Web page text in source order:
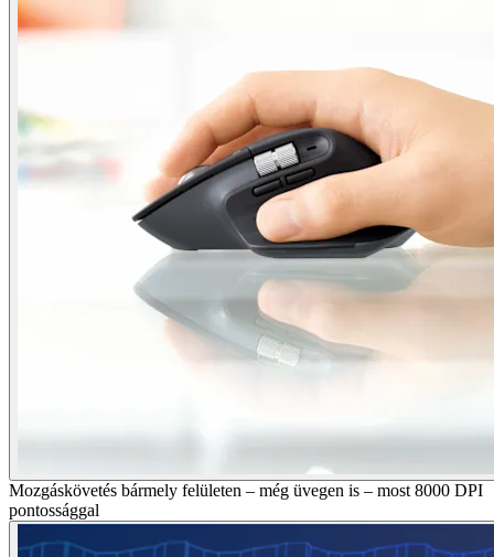
Mozgáskövetés bármely felületen – még üvegen is – most 8000 DPI
pontossággal